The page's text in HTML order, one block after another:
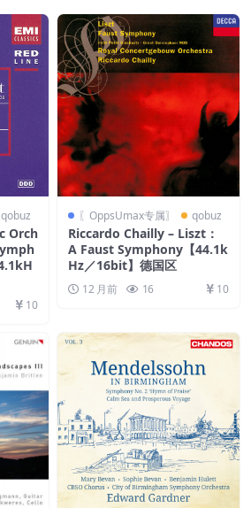
qobuz
Orch
10
〖OppsUmax专属〗 qobuz
Riccardo Chailly – Liszt：
A Faust Symphony【44.1k
Hz／16bit】德国区
12 月前 16 10